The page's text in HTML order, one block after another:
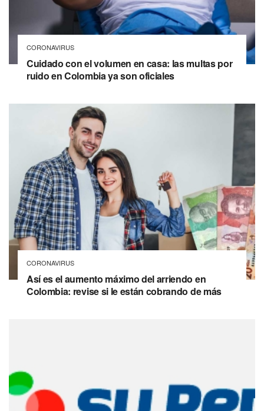
CORONAVIRUS
Cuidado con el volumen en casa: las multas por
ruido en Colombia ya son oficiales
CORONAVIRUS
Así es el aumento máximo del arriendo en
Colombia: revise si le están cobrando de más